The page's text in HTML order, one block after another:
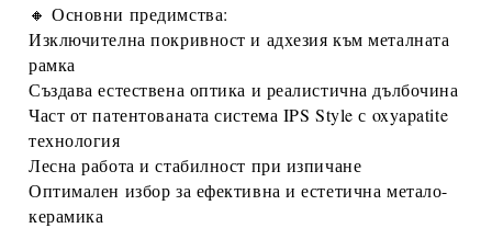
🔸 Основни предимства:
Изключителнапокривност и адхезия към металната
рамка
Създаваестествена оптика и реалистична дълбочина
Част отпатентованата система IPS Style с oxyapatite
технология
Лесна работа и стабилност при изпичане
Оптимален избор за ефективна и естетична метало-
керамика